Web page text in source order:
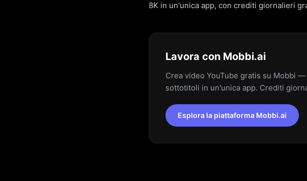
8K in un'unica app, con crediti giornalieri
Lavora con Mobbi.ai
Crea video YouTube gratis su Mobbi
sottotitoli in un'unica app. Crediti
Esplora la piattaforma Mobbi.ai